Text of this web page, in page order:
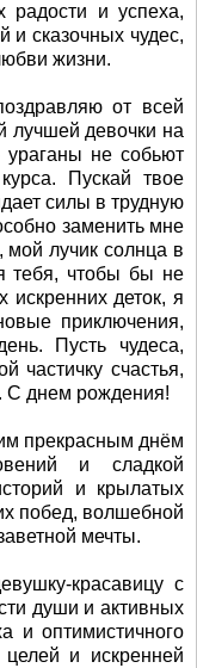
радости и успеха,
сказочных чудес,
жизни.
от всей
лучшей девочки на
ураганы не собьют
Пускай твое
силы в трудную
заменить мне
лучик солнца в
тебя, чтобы бы не
искренних деток, я
приключения,
Пусть чудеса,
частичку счастья,
С днем рождения!
прекрасным днём
и сладкой
и крылатых
побед, волшебной
мечты.
красавицу с
души и активных
и оптимистичного
и искренней